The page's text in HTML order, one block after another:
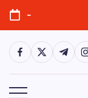
Skip
content
-
https://https://